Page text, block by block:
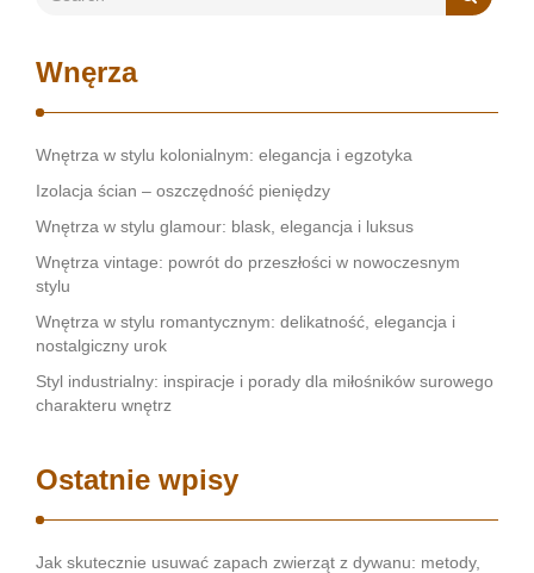
Wnęrza
Wnętrza w stylu kolonialnym: elegancja i egzotyka
Izolacja ścian – oszczędność pieniędzy
Wnętrza w stylu glamour: blask, elegancja i luksus
Wnętrza vintage: powrót do przeszłości w nowoczesnym
stylu
Wnętrza w stylu romantycznym: delikatność, elegancja i
nostalgiczny urok
Styl industrialny: inspiracje i porady dla miłośników surowego
charakteru wnętrz
Ostatnie wpisy
Jak skutecznie usuwać zapach zwierząt z dywanu: metody,